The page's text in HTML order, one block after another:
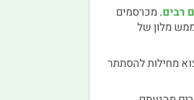
רבים. מכרסמים
מלון של
מחילות להסתתר